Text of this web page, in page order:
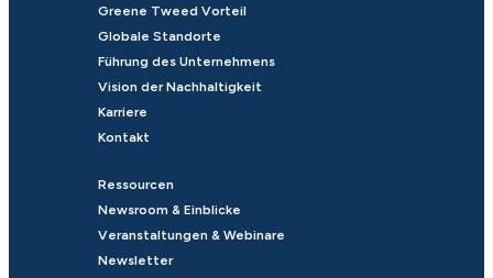
Greene Tweed Vorteil
Globale Standorte
Führung des Unternehmens
Vision der Nachhaltigkeit
Karriere
Kontakt
Ressourcen
Newsroom & Einblicke
Veranstaltungen & Webinare
Newsletter